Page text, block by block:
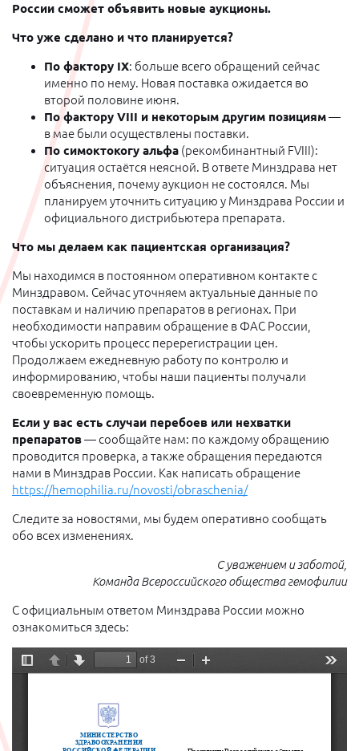
России сможет объявить новые аукционы.
Что уже сделано и что планируется?
По фактору IX: больше всего обращений сейчас
именно по нему. Новая поставка ожидается во
второй половине июня.
По фактору VIII и некоторым другим позициям—
в мае были осуществлены поставки.
По симоктокогу альфа (рекомбинантный FVIII):
ситуация остаётся неясной. В ответе Минздрава нет
объяснения, почему аукцион не состоялся. Мы
планируем уточнить ситуацию у Минздрава России и
официального дистрибьютера препарата.
Что мы делаем как пациентская организация?
Мы находимся в постоянном оперативном контакте с
Минздравом. Сейчас уточняем актуальные данные по
поставкам и наличию препаратов в регионах. При
необходимости направим обращение в ФАС России,
чтобы ускорить процесс перерегистрации цен.
Продолжаем ежедневную работу по контролю и
информированию, чтобы наши пациенты получали
своевременную помощь.
Если у вас есть случаи перебоев или нехватки
препаратов— сообщайте нам: по каждому обращению
проводится проверка, а также обращения передаются
нами в Минздрав России. Как написать обращение
https://hemophilia.ru/novosti/obraschenia/
Следите за новостями, мы будем оперативно сообщать
обо всех изменениях.
С уважением и заботой,
Команда Всероссийского общества гемофилии
С официальным ответом Минздрава России можно
ознакомиться здесь: